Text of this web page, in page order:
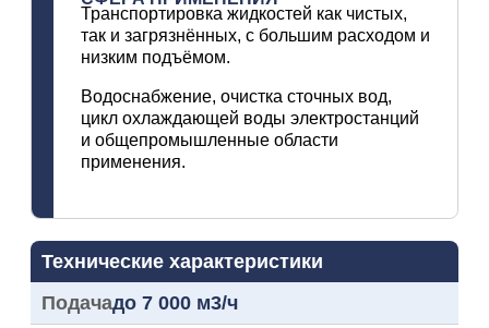
Транспортировка жидкостей как чистых,
так и загрязнённых, с большим расходом и
низким подъёмом.
Водоснабжение, очистка сточных вод,
цикл охлаждающей воды электростанций
и общепромышленные области
применения.
Технические характеристики
Подачадо 7 000 м3/ч